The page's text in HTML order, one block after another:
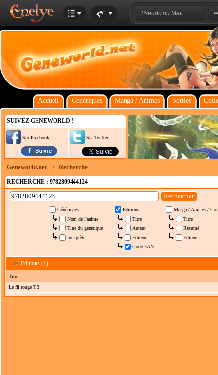
Accueil Génériques Manga / Animes Sorties
SUIVEZ GENEWORLD !
Sur Facebook Sur Twitter
Geneworld.net > Recherche
RECHERCHE : 9782809444124
Génériques
Nom de l'anime
Titre du générique
Interprète
Editions
Titre
Auteur
Editeur
Code EAN
Manga / Animes /
Titre
Résumé
Editeur
Editions (1)
Titre
Le fil rouge T.3